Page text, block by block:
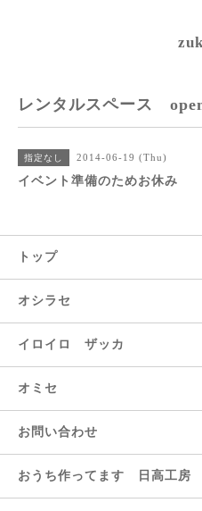
レンタルスペース
指定なし 2014-06-19 (Thu)
イベント準備のためお休み
トップ
オシラセ
イロイロ ザッカ
オミセ
お問い合わせ
おうち作ってます 日高工房